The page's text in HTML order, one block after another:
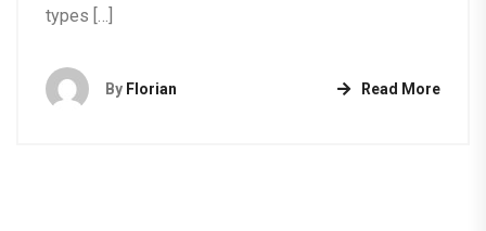
types […]
By Florian Read More